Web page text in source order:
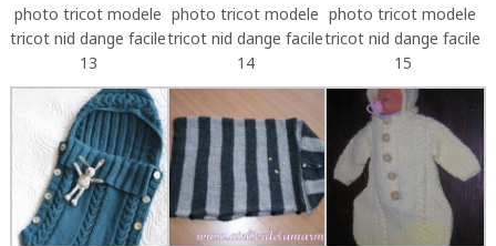
photo tricot modele
tricot nid dange facile
13
photo tricot modele
tricot nid dange facile
14
photo tricot modele
tricot nid dange facile
15